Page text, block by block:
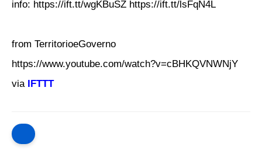
info: https://ift.tt/wgKBuSZ https://ift.tt/lsFqN4L
from TerritorioeGoverno
https://www.youtube.com/watch?v=cBHKQVNWNjY
via IFTTT